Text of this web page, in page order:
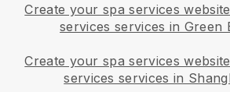
Create your spa services website
services services in Green
Create your spa services website
services services in